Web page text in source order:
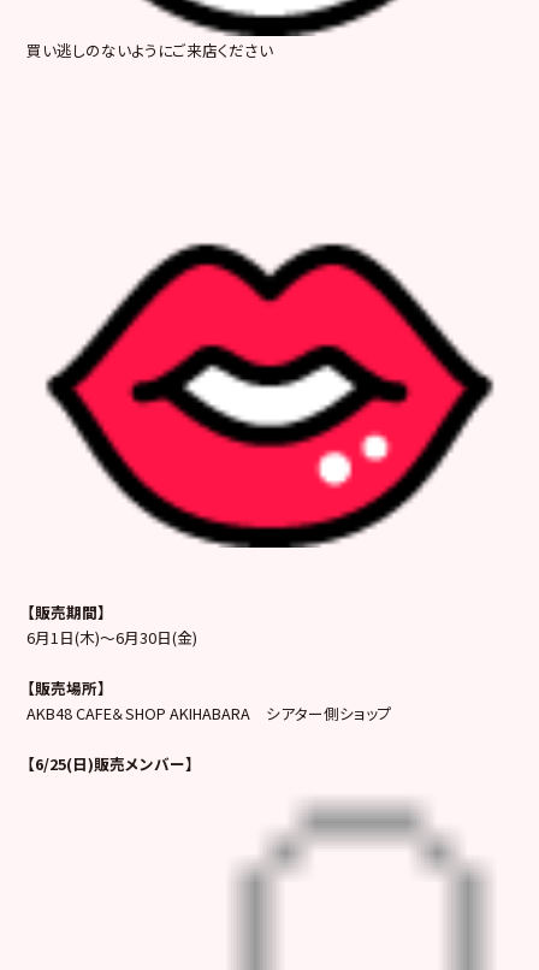
買い逃しのないようにご来店ください
【販売期間】
6月1日(木)～6月30日(金)
【販売場所】
AKB48 CAFE＆SHOP AKIHABARA シアター側ショップ
【6/25(日)販売メンバー】